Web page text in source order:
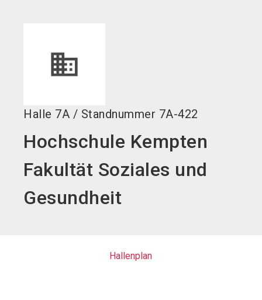
Halle 7A / Standnummer 7A-422
Hochschule Kempten
Fakultät Soziales und
Gesundheit
Hallenplan